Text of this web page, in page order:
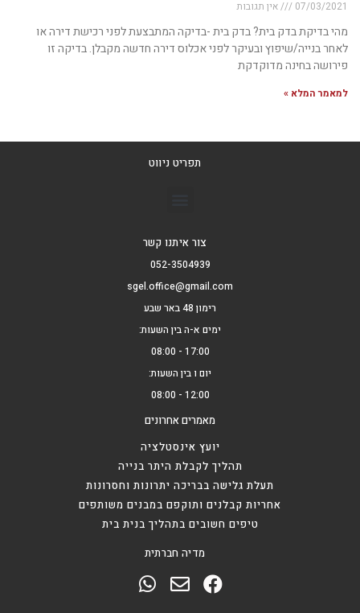
07/03/2021 אין תגובות
מהי בדיקת בדק בית? בדק בית -בדיקה המתבצעת לפני רכישת דירה או
לאחר בנייה/שיפוץ ובעיקר לפני אכלוס דירה חדשה מקבלן. בדיקה זו
פירושה בחינה מדוקדקת
למאמר המלא »
תפריט ניווט
צור איתנו קשר
052-3504939
sgel.office@gmail.com
רימון 48 באר שבע
ימים א-ה בין השעות:
17:00 - 08:00
יום ו בין השעות:
12:00 - 08:00
מאמרים אחרונים
יועץ אינסטלציה
תהליך לקבלת היתר בנייה
תעלת גלישה בבריכה יתרונות וחסרונות
אחריות קבלנים ותוקפם במבנים משותפים
טיפים חשובים בתהליך בנית בית
מדיה חברתית